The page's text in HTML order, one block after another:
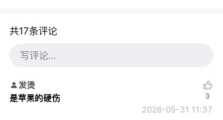
共17条评论
发烫
是苹果的硬伤
2026-05-31 11:37
3